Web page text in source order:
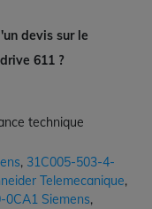
devis sur le
611 ?
technique
, 31C005-503-4-
Telemecanique,
Siemens,